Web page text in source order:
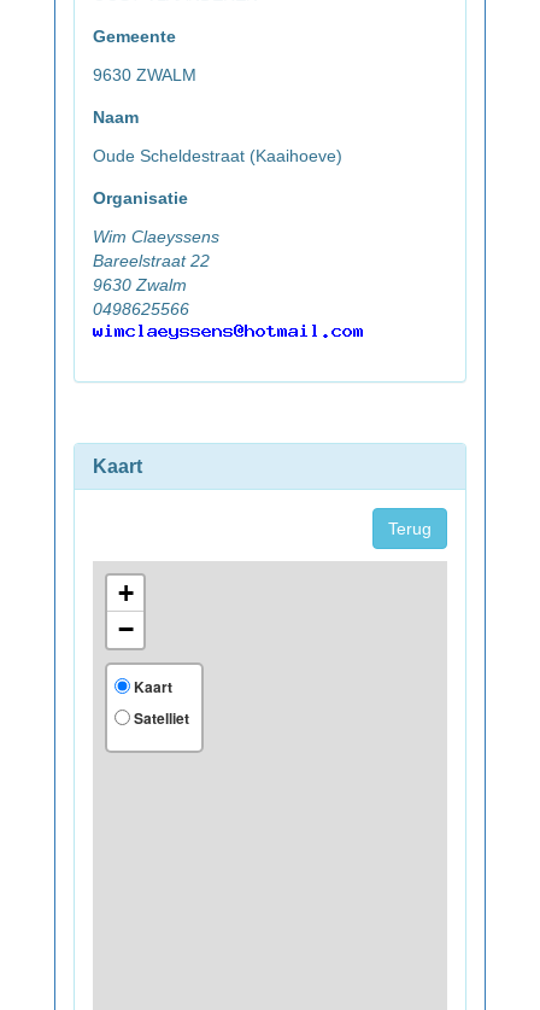
Gemeente
9630 ZWALM
Naam
Oude Scheldestraat (Kaaihoeve)
Organisatie
Wim Claeyssens
Bareelstraat 22
9630 Zwalm
0498625566
Kaart
Terug
+
−
Kaart
Satelliet